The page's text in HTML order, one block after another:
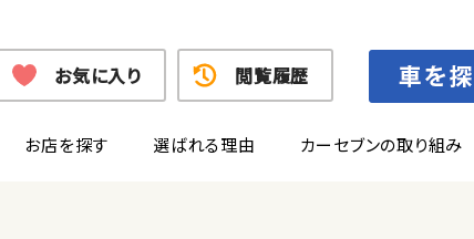
お店を探す 選ばれる理由 カーセブンの取り組み
お気に入り 閲覧履歴